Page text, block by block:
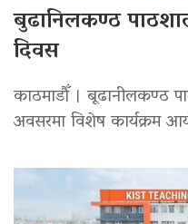
बुढानिलकण्ठ
दिवस
काठमाडौँ । बूढानीलकण्ठ
अवसरमा विशेष कार्यक्रम